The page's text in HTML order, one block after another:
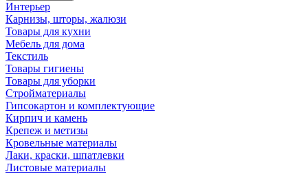
Интерьер
Карнизы, шторы, жалюзи
Товары для кухни
Мебель для дома
Текстиль
Товары гигиены
Товары для уборки
Стройматериалы
Гипсокартон и комплектующие
Кирпич и камень
Крепеж и метизы
Кровельные материалы
Лаки, краски, шпатлевки
Листовые материалы